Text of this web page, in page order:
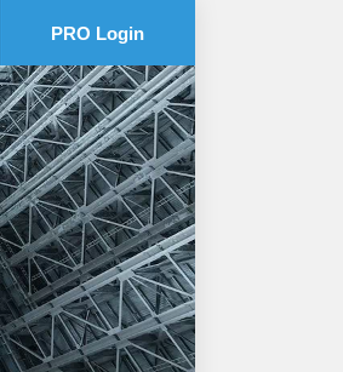
PRO Login